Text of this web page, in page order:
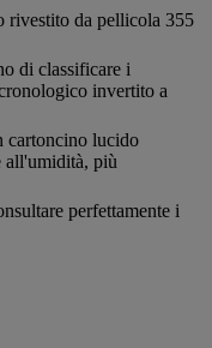
rivestito da pellicola 355
di classificare i
invertito a
cartoncino lucido
all'umidità, più
perfettamente i